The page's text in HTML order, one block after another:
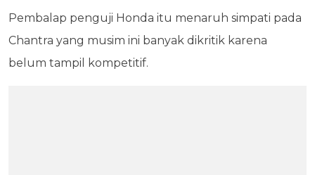
Pembalap penguji Honda itu menaruh simpati pada
Chantra yang musim ini banyak dikritik karena
belum tampil kompetitif.